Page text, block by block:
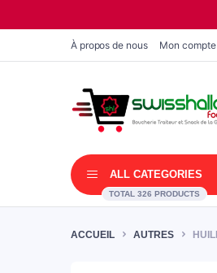
À propos de nous Mon compte
ALL CATEGORIES
TOTAL 326 PRODUCTS
ACCUEIL AUTRES